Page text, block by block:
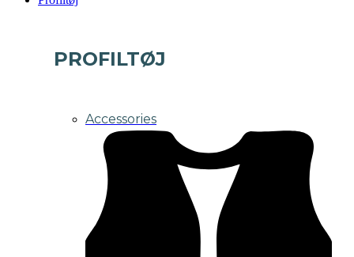
PROFILTØJ
Accessories